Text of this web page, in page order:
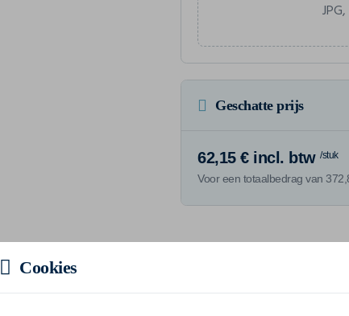
Geschatte prijs
62,15 € incl. btw /stuk
Voor een totaalbedrag van
Eigenschappen
Cookies